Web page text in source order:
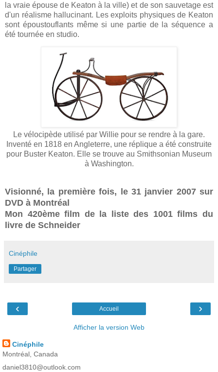
la vraie épouse de Keaton à la ville) et de son sauvetage est
d'un réalisme hallucinant. Les exploits physiques de Keaton
sont époustouflants même si une partie de la séquence a
été tournée en studio.
Le vélocipède utilisé par Willie pour se rendre à la gare.
Inventé en 1818 en Angleterre, une réplique a été construite
pour Buster Keaton. Elle se trouve au Smithsonian Museum
à Washington.
Visionné, la première fois, le 31 janvier 2007 sur
DVD à Montréal
Mon 420ème film de la liste des 1001 films du
livre de Schneider
Cinéphile
Partager
‹ ›
Accueil
Afficher la version Web
Cinéphile
Montréal, Canada
daniel3810@outlook.com